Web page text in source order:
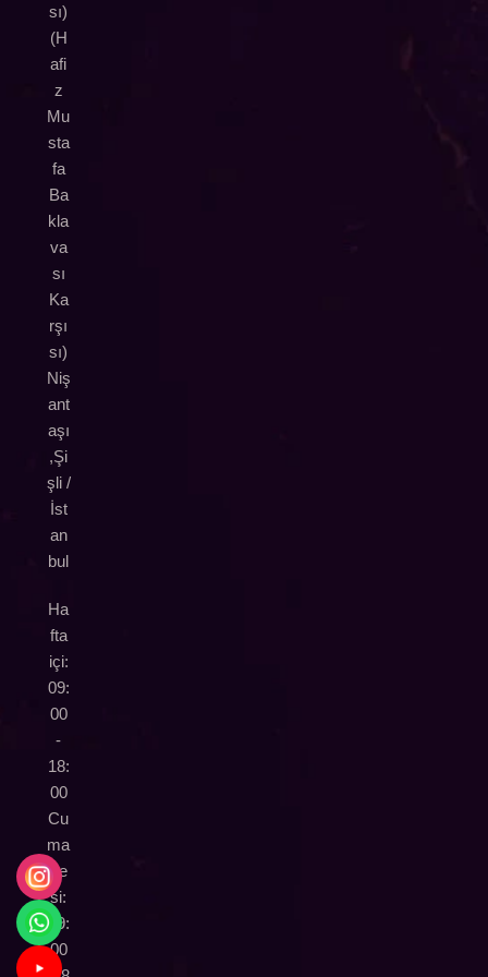
sı)
(H
afi
z
Mu
sta
fa
Ba
kla
va
sı
Ka
rşı
sı)
Niş
ant
aşı
,Şi
şli /
İst
an
bul
Ha
fta
içi:
09:
00
-
18:
00
Cu
ma
rte
si:
09:
00